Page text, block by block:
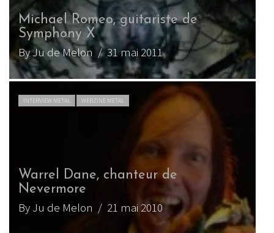
Michael Romeo, guitariste de
Symphony X
By Ju de Melon / 31 mai 2011
INTERVIEW METAL WEBZINE METAL
Warrel Dane, chanteur de
Nevermore
By Ju de Melon / 21 mai 2010